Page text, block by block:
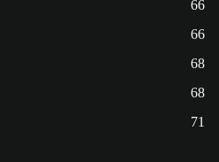
66
66
68
68
71